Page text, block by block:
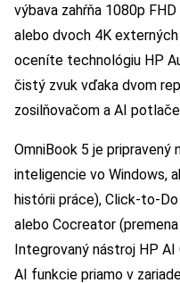
výbava zahŕňa 1080p
alebo dvoch 4K
oceníte technológiu HP
čistý zvuk vďaka dvom
zosilňovačom a AI
OmniBook 5 je pripravený
inteligencie vo Windows,
histórii práce), Click-to-
alebo Cocreator
Integrovaný nástroj HP
AI funkcie priamo v